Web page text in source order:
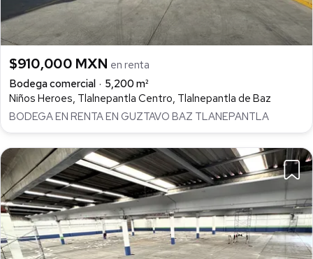
$910,000 MXN en renta
Bodega comercial
5,200 m²
Niños Heroes, Tlalnepantla Centro, Tlalnepantla de Baz
BODEGA EN RENTA EN GUZTAVO BAZ TLANEPANTLA